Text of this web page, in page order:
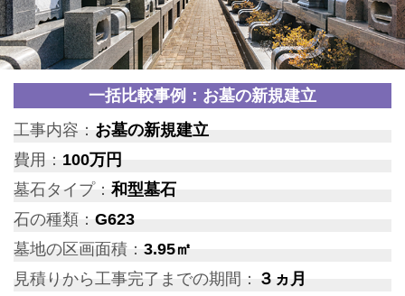
一括比較事例：お墓の新規建立
工事内容： お墓の新規建立
費用： 100万円
墓石タイプ：和型墓石
石の種類： G623
墓地の区画面積： 3.95㎡
見積りから工事完了までの期間： ３ヵ月